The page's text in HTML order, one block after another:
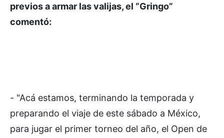
previos a armar las valijas, el “Gringo”
comentó:
- "Acá estamos, terminando la temporada y
preparando el viaje de este sábado a México,
para jugar el primer torneo del año, el Open de